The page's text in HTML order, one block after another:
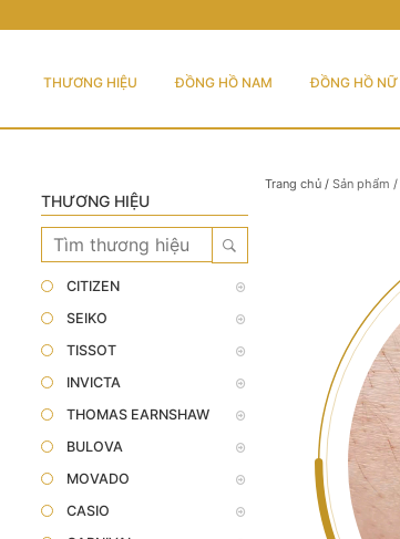
THƯƠNG HIỆU ĐỒNG HỒ NAM ĐỒNG HỒ NỮ
THƯƠNG HIỆU
CITIZEN
SEIKO
TISSOT
INVICTA
THOMAS EARNSHAW
BULOVA
MOVADO
CASIO
Trang chủ/ Sản phẩm /